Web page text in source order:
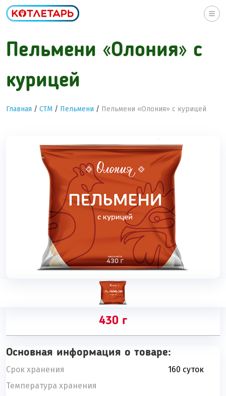
Пельмени «Олония» с
курицей
Главная / СТМ / Пельмени / Пельмени «Олония» с курицей
430 г
Основная информация о товаре:
Срок хранения
160 суток
Температура хранения